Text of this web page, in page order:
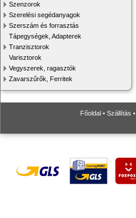
Szenzorok
Szerelési segédanyagok
Szerszám és forrasztás
Tápegységek, Adapterek
Tranzisztorok
Varisztorok
Vegyszerek, ragasztók
Zavarszűrők, Ferritek
Főoldal • Szállítás •